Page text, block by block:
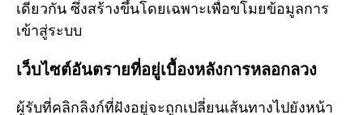
เดียวกัน ซึ่งสร้างขึ้นโดยเฉพาะเพื่อขโมยข้อมูลการ
เข้าสู่ระบบ
เว็บไซต์อันตรายที่อยู่เบื้องหลังการหลอกลวง
ผู้รับที่คลิกลิงก์ที่ฝังอยู่จะถูกเปลี่ยนเส้นทางไปยังหน้า